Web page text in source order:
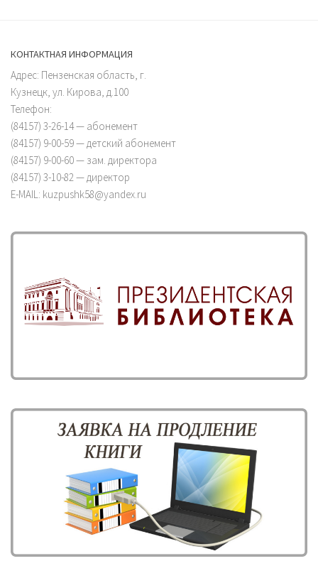
КОНТАКТНАЯ ИНФОРМАЦИЯ
Адрес: Пензенская область, г.
Кузнецк, ул. Кирова, д.100
Телефон:
(84157) 3-26-14 — абонемент
(84157) 9-00-59 — детский абонемент
(84157) 9-00-60 — зам. директора
(84157) 3-10-82 — директор
E-MAIL: kuzpushk58@yandex.ru